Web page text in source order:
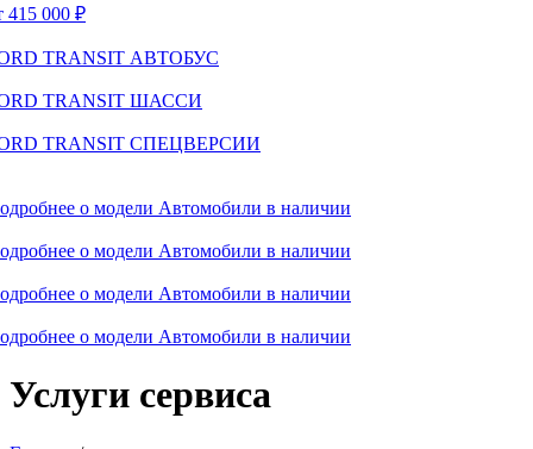
415 000 ₽
TRANSIT АВТОБУС
TRANSIT ШАССИ
TRANSIT СПЕЦВЕРСИИ
о модели Автомобили в наличии
о модели Автомобили в наличии
о модели Автомобили в наличии
о модели Автомобили в наличии
Услуги сервиса